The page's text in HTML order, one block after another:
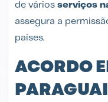
de vários serviços
assegura a
países.
ACORDO